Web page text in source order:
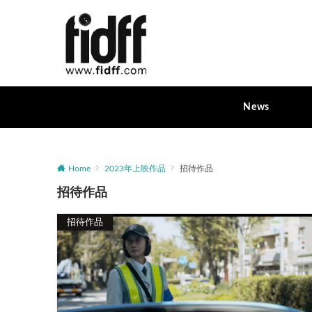
News
Home 2023年上映作品 招待作品
招待作品
招待作品